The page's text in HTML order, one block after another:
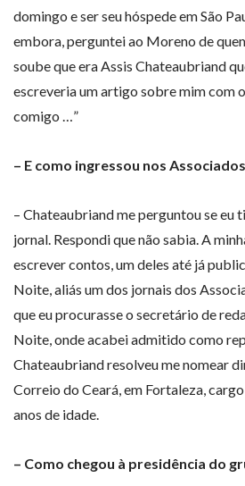
domingo e ser seu hóspede em São
embora, perguntei ao Moreno de
soube que era Assis Chateaubriand
escreveria um artigo sobre mim com
comigo …”
– E como ingressou nos
– Chateaubriand me perguntou se eu
jornal. Respondi que não sabia. A
escrever contos, um deles até já
Noite, aliás um dos jornais dos
que eu procurasse o secretário de
Noite, onde acabei admitido como
Chateaubriand resolveu me nomear
Correio do Ceará, em Fortaleza,
anos de idade.
– Como chegou à presidência do